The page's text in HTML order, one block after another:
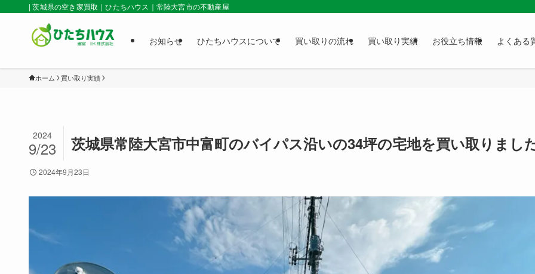
| 茨城県の空き家買取｜ひたちハウス｜常陸大宮市の不動産屋
お知らせ ひたちハウスについて 買い取りの流れ 買い取り実績 お役立ち情報 よくある
ホーム 買い取り実績
茨城県常陸大宮市中富町のバイパス沿いの34坪の宅地を買い取りまし
2024
9/23
2024年9月23日